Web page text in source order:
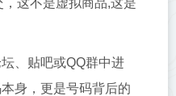
、贴吧或QQ群中进
身，更是号码背后的